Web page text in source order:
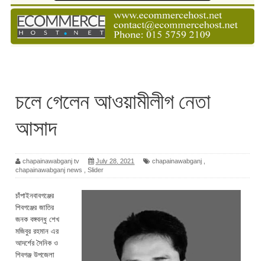
চলে গেলেন আওয়ামীলীগ নেতা
আসাদ
chapainawabganj tv July 28, 2021 chapainawabganj
chapainawabganj news
Slider
চাঁপাইনবাবগঞ্জের
শিবগঞ্জের জাতির
জনক বঙ্গবন্ধু শেখ
মজিবুর রহমান এর
আদর্শের সৈনিক ও
শিবগঞ্জ উপজেলা